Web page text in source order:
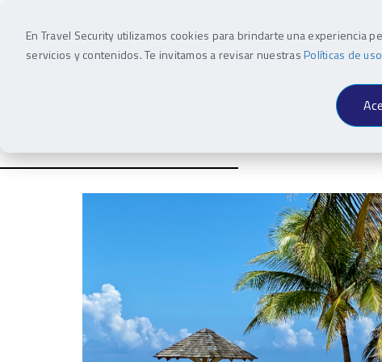
En Travel Security utilizamos cookies para brindarte una experiencia
servicios y contenidos. Te invitamos a revisar nuestrasPolíticas de
INSPIRACIÓN DESTINO